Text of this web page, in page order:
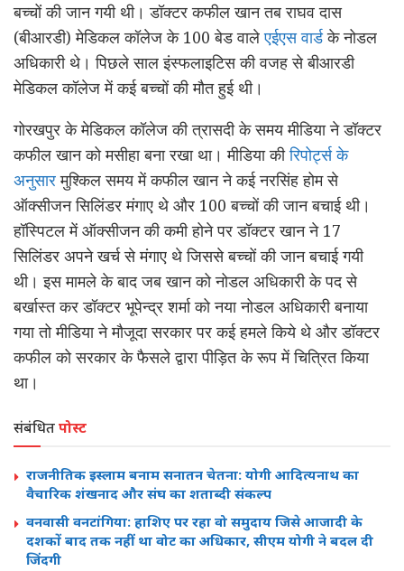
बच्चों की जान गयी थी। डॉक्टर कफील खान तब राघव दास
(बीआरडी) मेडिकल कॉलेज के 100 बेड वालेएईएस वार्डके नोडल
अधिकारी थे। पिछले साल इंस्फलाइटिस की वजह से बीआरडी
मेडिकल कॉलेज में कई बच्चों की मौत हुई थी।
गोरखपुर के मेडिकल कॉलेज की त्रासदी के समय मीडिया ने डॉक्टर
कफील खान को मसीहा बना रखा था। मीडिया कीरिपोर्ट्स के
अनुसारमुश्किल समय में कफील खान ने कई नरसिंह होम से
ऑक्सीजन सिलिंडर मंगाए थे और 100 बच्चों की जान बचाई थी।
हॉस्पिटल में ऑक्सीजन की कमी होने पर डॉक्टर खान ने 17
सिलिंडर अपने खर्च से मंगाए थे जिससे बच्चों की जान बचाई गयी
थी। इस मामले के बाद जब खान को नोडल अधिकारी के पद से
बर्खास्त कर डॉक्टर भूपेन्द्र शर्मा को नया नोडल अधिकारी बनाया
गया तो मीडिया ने मौजूदा सरकार पर कई हमले किये थे और डॉक्टर
कफील को सरकार के फैसले द्वारा पीड़ित के रूप में चित्रित किया
था।
संबंधितपोस्ट
राजनीतिक इस्लाम बनाम सनातन चेतना: योगी आदित्यनाथ का
वैचारिक शंखनाद और संघ का शताब्दी संकल्प
वनवासी वनटांगिया: हाशिए पर रहा वो समुदाय जिसे आजादी के
दशकों बाद तक नहीं था वोट का अधिकार, सीएम योगी ने बदल दी
जिंदगी